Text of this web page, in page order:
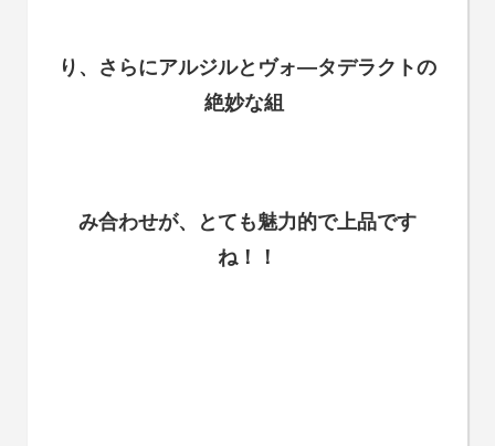
り、さらにアルジルとヴォ―タデラクトの
絶妙な組
み合わせが、とても魅力的で上品です
ね！！